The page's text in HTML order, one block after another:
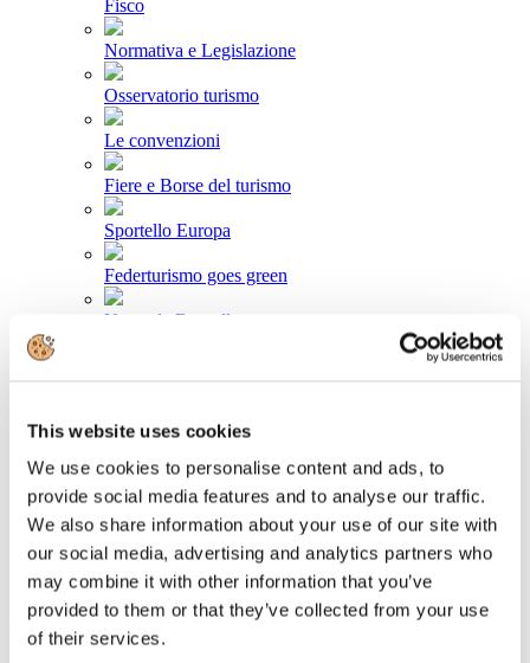
This website uses cookies
We use cookies to personalise content and ads, to
provide social media features and to analyse our traffic.
We also share information about your use of our site with
our social media, advertising and analytics partners who
may combine it with other information that you’ve
provided to them or that they’ve collected from your use
of their services.
Fisco
Normativa e Legislazione
Osservatorio turismo
Le convenzioni
Fiere e Borse del turismo
Sportello Europa
Federturismo goes green
News da Bruxelles
Video
Articoli e Interviste
Contatti
Tel. +39 320 57 80 986
Email segreteria@federturismo.it